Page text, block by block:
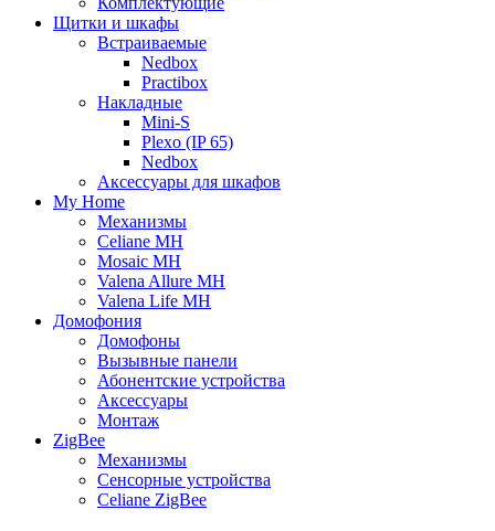
Щитки и шкафы
Встраиваемые
Nedbox
Practibox
Накладные
Mini-S
Plexo (IP 65)
Nedbox
Аксессуары для шкафов
My Home
Механизмы
Celiane MH
Mosaic MH
Valena Allure MH
Valena Life MH
Домофония
Домофоны
Вызывные панели
Абонентские устройства
Аксессуары
Монтаж
ZigBee
Механизмы
Сенсорные устройства
Celiane ZigBee